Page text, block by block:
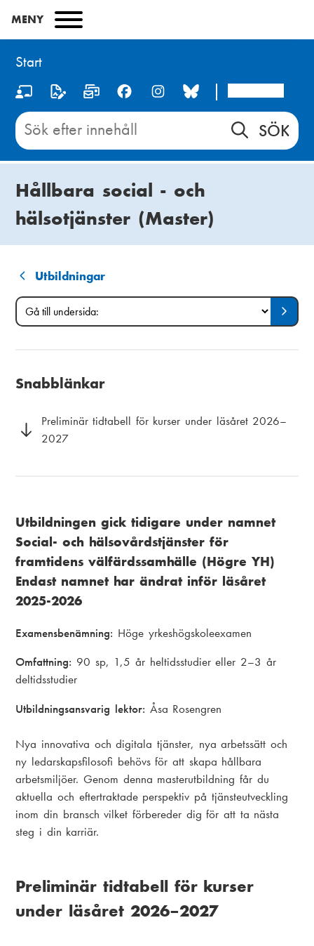
huvudinnehåll
Start
S
o
c
a
l
m
e
d
i
e
n
u
Sök
innehåll
på
MENY
Hållbara social - och
hälsotjänster (Master)
L
ä
s
Utbildningar
H
d
y
Gå
till
Gå
till
Snabblänkar
Preliminär tidtabell för kurser under läsåret 2026–
2027
Utbildningen gick tidigare under namnet
Social- och hälsovårdstjänster för
framtidens välfärdssamhälle (Högre YH)
Endast namnet har ändrat inför läsåret
2025-2026
Examensbenämning: Höge yrkeshögskoleexamen
Omfattning: 90 sp, 1,5 år heltidsstudier eller 2–3 år
deltidsstudier
Utbildningsansvarig lektor: Åsa Rosengren
Nya innovativa och digitala tjänster, nya arbetssätt och
ny ledarskapsfilosofi behövs för att skapa hållbara
arbetsmiljöer. Genom denna masterutbildning får du
aktuella och eftertraktade perspektiv på tjänsteutveckling
inom din bransch vilket förbereder dig för att ta nästa
steg i din karriär.
Preliminär tidtabell för kurser
under läsåret 2026–2027